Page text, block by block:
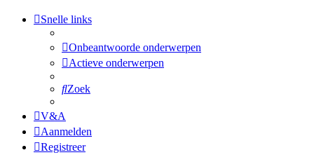
Snelle links
Onbeantwoorde onderwerpen
Actieve onderwerpen
Zoek
V&A
Aanmelden
Registreer